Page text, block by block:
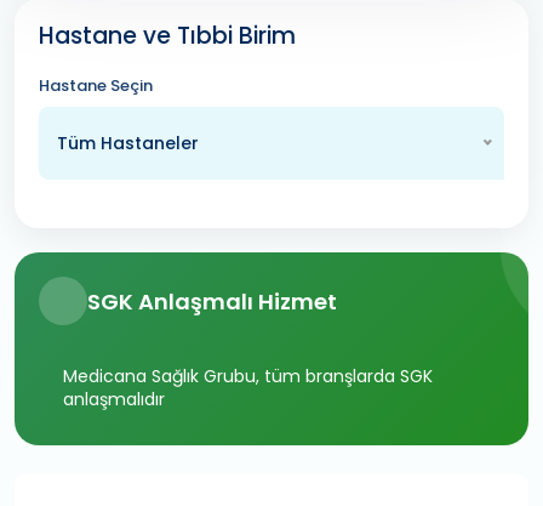
Hastane ve Tıbbi Birim
Hastane Seçin
Tüm Hastaneler
SGK Anlaşmalı Hizmet
Medicana Sağlık Grubu, tüm branşlarda SGK
anlaşmalıdır